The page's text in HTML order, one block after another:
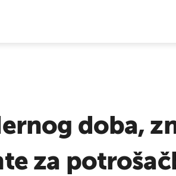
doba,
za